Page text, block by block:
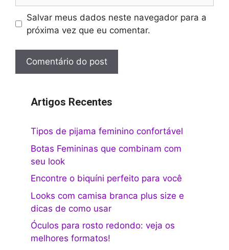
Salvar meus dados neste navegador para a
próxima vez que eu comentar.
Artigos Recentes
Tipos de pijama feminino confortável
Botas Femininas que combinam com
seu look
Encontre o biquíni perfeito para você
Looks com camisa branca plus size e
dicas de como usar
Óculos para rosto redondo: veja os
melhores formatos!